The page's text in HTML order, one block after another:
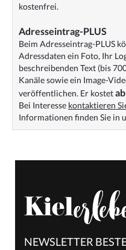
kostenfrei.
Adresseintrag-PLUS
Beim Adresseintrag-PLUS
Adressdaten ein Foto, Ihr
beschreibenden Text (bis
Kanäle sowie ein Image-
veröffentlichen. Er kostet
Bei Interesse kontaktieren
Informationen finden Sie in
NEWSLETTER